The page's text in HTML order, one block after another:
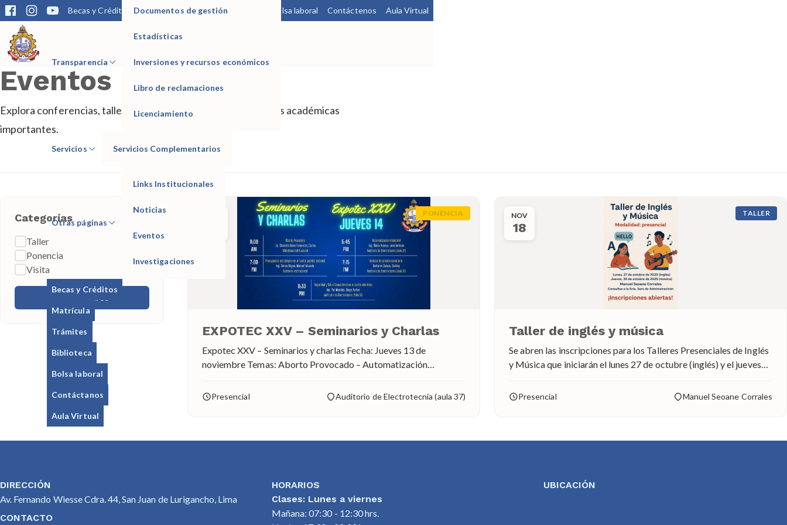
Becas y Créditos Matrícula Trámites Biblioteca Bolsa laboral Contáctenos Aula Virtual
IESTP Manuel Seoane Corrales
Transparencia
Documentos de gestión
Estadísticas
Inversiones y recursos económicos
Libro de reclamaciones
Licenciamiento
Servicios Servicios Complementarios
Otras páginas
Links Institucionales
Noticias
Eventos
Investigaciones
Becas y Créditos
Matrícula
Trámites
Biblioteca
Bolsa laboral
Contáctanos
Aula Virtual
Eventos
Explora conferencias, talleres, actividades deportivas y fechas académicas
importantes.
Categorías
Taller
Ponencia
Visita
PONENCIA
EXPOTEC XXV – Seminarios y Charlas
Expotec XXV – Seminarios y charlas Fecha: Jueves 13 de
noviembre Temas: Aborto Provocado – Automatización
– Bombas de presión constante – Seguridad y Salud ocupaciones
Presencial Auditorio de Electrotecnia (aula 37)
NOV
18
TALLER
Taller de inglés y música
Se abren las inscripciones para los Talleres Presenciales de Inglés
y Música que iniciarán el lunes 27 de octubre (inglés) y el jueves
más información, comunicarse con la Srta. Sara de
Presencial Manuel Seoane Corrales
DIRECCIÓN
Av. Fernando Wiesse Cdra. 44, San Juan de Lurigancho, Lima
CONTACTO
HORARIOS
Clases: Lunes a viernes
Mañana: 07:30 - 12:30 hrs.
UBICACIÓN